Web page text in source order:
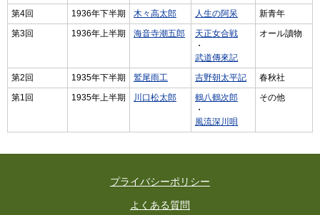
第4回
1936年下半期 木々高太郎 人生の阿呆
新青年
第3回
1936年上半期 海音寺潮五郎
天正女合戦
・
武道傳來記
オール讀物
第2回 1935年下半期 鷲尾雨工 吉野朝太平記
春秋社
第1回
1935年上半期 川口松太郎
鶴八鶴次郎
・
風流深川唄
その他
プライバシーポリシー
よくある質問